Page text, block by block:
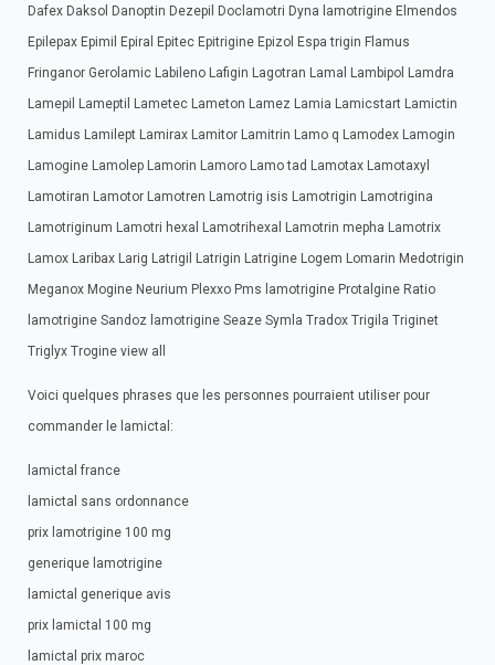
Dafex Daksol Danoptin Dezepil Doclamotri Dyna lamotrigine Elmendos
Epilepax Epimil Epiral Epitec Epitrigine Epizol Espa trigin Flamus
Fringanor Gerolamic Labileno Lafigin Lagotran Lamal Lambipol Lamdra
Lamepil Lameptil Lametec Lameton Lamez Lamia Lamicstart Lamictin
Lamidus Lamilept Lamirax Lamitor Lamitrin Lamo q Lamodex Lamogin
Lamogine Lamolep Lamorin Lamoro Lamo tad Lamotax Lamotaxyl
Lamotiran Lamotor Lamotren Lamotrig isis Lamotrigin Lamotrigina
Lamotriginum Lamotri hexal Lamotrihexal Lamotrin mepha Lamotrix
Lamox Laribax Larig Latrigil Latrigin Latrigine Logem Lomarin Medotrigin
Meganox Mogine Neurium Plexxo Pms lamotrigine Protalgine Ratio
lamotrigine Sandoz lamotrigine Seaze Symla Tradox Trigila Triginet
Triglyx Trogine view all
Voici quelques phrases que les personnes pourraient utiliser pour
commander le lamictal:
lamictal france
lamictal sans ordonnance
prix lamotrigine 100 mg
generique lamotrigine
lamictal generique avis
prix lamictal 100 mg
lamictal prix maroc